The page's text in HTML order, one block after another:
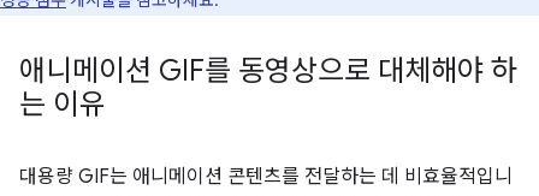
애니메이션 GIF를 동영상으로 대체해야 하
는 이유
대용량 GIF는 애니메이션 콘텐츠를 전달하는 데 비효율적입니